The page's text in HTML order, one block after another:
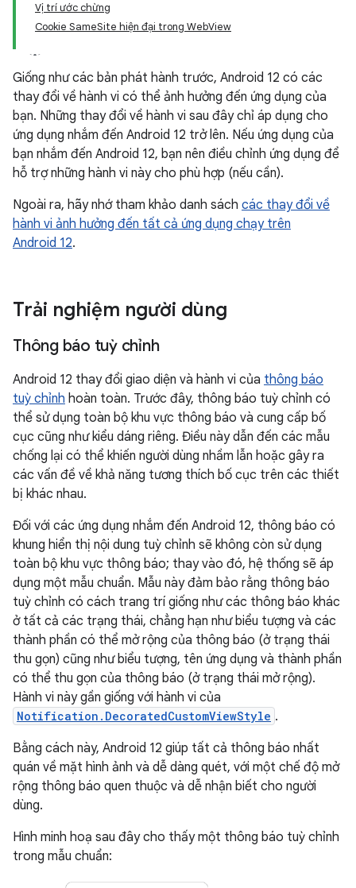
Vị trí ước chừng
Cookie SameSite hiện đại trong WebView
Giống như các bản phát hành trước, Android 12 có các
thay đổi về hành vi có thể ảnh hưởng đến ứng dụng của
bạn. Những thay đổi về hành vi sau đây chỉ áp dụng cho
ứng dụng nhắm đến Android 12 trở lên. Nếu ứng dụng của
bạn nhắm đến Android 12, bạn nên điều chỉnh ứng dụng để
hỗ trợ những hành vi này cho phù hợp (nếu cần).
Ngoài ra, hãy nhớ tham khảo danh sách các thay đổi về
hành vi ảnh hưởng đến tất cả ứng dụng chạy trên
Android 12.
Trải nghiệm người dùng
Thông báo tuỳ chỉnh
Android 12 thay đổi giao diện và hành vi của thông báo
tuỳ chỉnh hoàn toàn. Trước đây, thông báo tuỳ chỉnh có
thể sử dụng toàn bộ khu vực thông báo và cung cấp bố
cục cũng như kiểu dáng riêng. Điều này dẫn đến các mẫu
chống lại có thể khiến người dùng nhầm lẫn hoặc gây ra
các vấn đề về khả năng tương thích bố cục trên các thiết
bị khác nhau.
Đối với các ứng dụng nhắm đến Android 12, thông báo có
khung hiển thị nội dung tuỳ chỉnh sẽ không còn sử dụng
toàn bộ khu vực thông báo; thay vào đó, hệ thống sẽ áp
dụng một mẫu chuẩn. Mẫu này đảm bảo rằng thông báo
tuỳ chỉnh có cách trang trí giống như các thông báo khác
ở tất cả các trạng thái, chẳng hạn như biểu tượng và các
thành phần có thể mở rộng của thông báo (ở trạng thái
thu gọn) cũng như biểu tượng, tên ứng dụng và thành phần
có thể thu gọn của thông báo (ở trạng thái mở rộng).
Hành vi này gần giống với hành vi của
Notification.DecoratedCustomViewStyle .
Bằng cách này, Android 12 giúp tất cả thông báo nhất
quán về mặt hình ảnh và dễ dàng quét, với một chế độ mở
rộng thông báo quen thuộc và dễ nhận biết cho người
dùng.
Hình minh hoạ sau đây cho thấy một thông báo tuỳ chỉnh
trong mẫu chuẩn: